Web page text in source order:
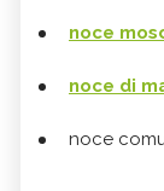
noce
noce di
noce